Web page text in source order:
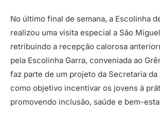
No último final de semana, a Escolinha
realizou uma visita especial a São
retribuindo a recepção calorosa
pela Escolinha Garra, conveniada ao
faz parte de um projeto da Secretaria da
como objetivo incentivar os jovens à
promovendo inclusão, saúde e bem-